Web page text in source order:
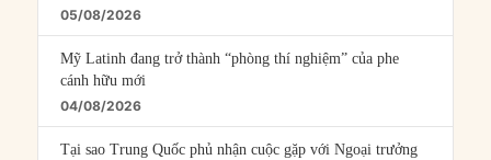
05/08/2026
Mỹ Latinh đang trở thành “phòng thí nghiệm” của phe
cánh hữu mới
04/08/2026
Tại sao Trung Quốc phủ nhận cuộc gặp với Ngoại trưởng